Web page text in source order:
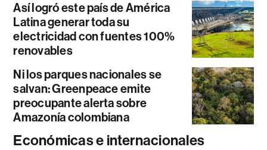
Así logró este país de América
Latina generar toda su
electricidad con fuentes 100%
renovables
Ni los parques nacionales se
salvan: Greenpeace emite
preocupante alerta sobre
Amazonía colombiana
Económicas e internacionales